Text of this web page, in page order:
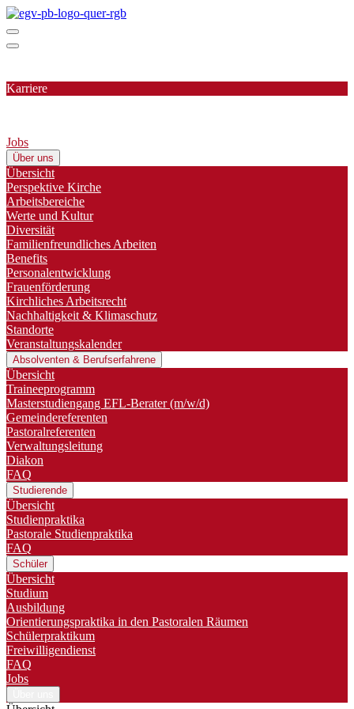
Karriere
Jobs
Über uns
Übersicht
Perspektive Kirche
Arbeitsbereiche
Werte und Kultur
Diversität
Familienfreundliches Arbeiten
Benefits
Personalentwicklung
Frauenförderung
Kirchliches Arbeitsrecht
Nachhaltigkeit & Klimaschutz
Standorte
Veranstaltungskalender
Absolventen & Berufserfahrene
Übersicht
Traineeprogramm
Master­studiengang EFL-Berater (m/w/d)
Gemeindereferenten
Pastoralreferenten
Verwaltungsleitung
Diakon
FAQ
Studierende
Übersicht
Studienpraktika
Pastorale Studienpraktika
FAQ
Schüler
Übersicht
Studium
Ausbildung
Orientierungspraktika in den Pastoralen Räumen
Schülerpraktikum
Freiwilligendienst
FAQ
Jobs